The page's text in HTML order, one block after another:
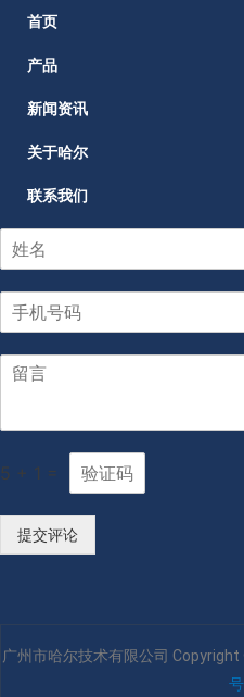
首页
产品
新闻资讯
关于哈尔
联系我们
5 + 1 =
提交评论
广州市哈尔技术有限公司